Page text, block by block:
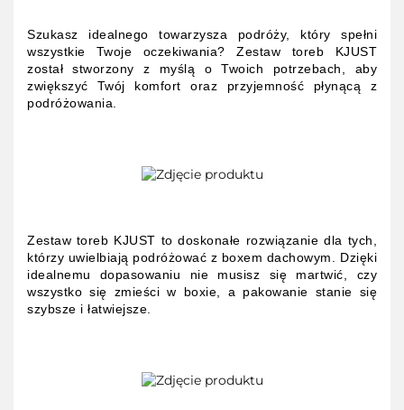
Szukasz idealnego towarzysza podróży, który spełni
wszystkie Twoje oczekiwania? Zestaw toreb KJUST
został stworzony z myślą o Twoich potrzebach, aby
zwiększyć Twój komfort oraz przyjemność płynącą z
podróżowania.
Zestaw toreb KJUST to doskonałe rozwiązanie dla tych,
którzy uwielbiają podróżować z boxem dachowym. Dzięki
idealnemu dopasowaniu nie musisz się martwić, czy
wszystko się zmieści w boxie, a pakowanie stanie się
szybsze i łatwiejsze.